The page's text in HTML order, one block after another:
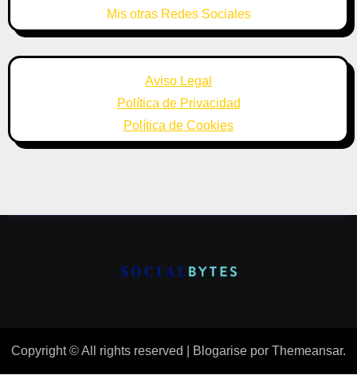
Mis otras Redes Sociales
Aviso Legal
Política de Privacidad
Política de Cookies
Copyright © All rights reserved Blogarise por Themeansar.